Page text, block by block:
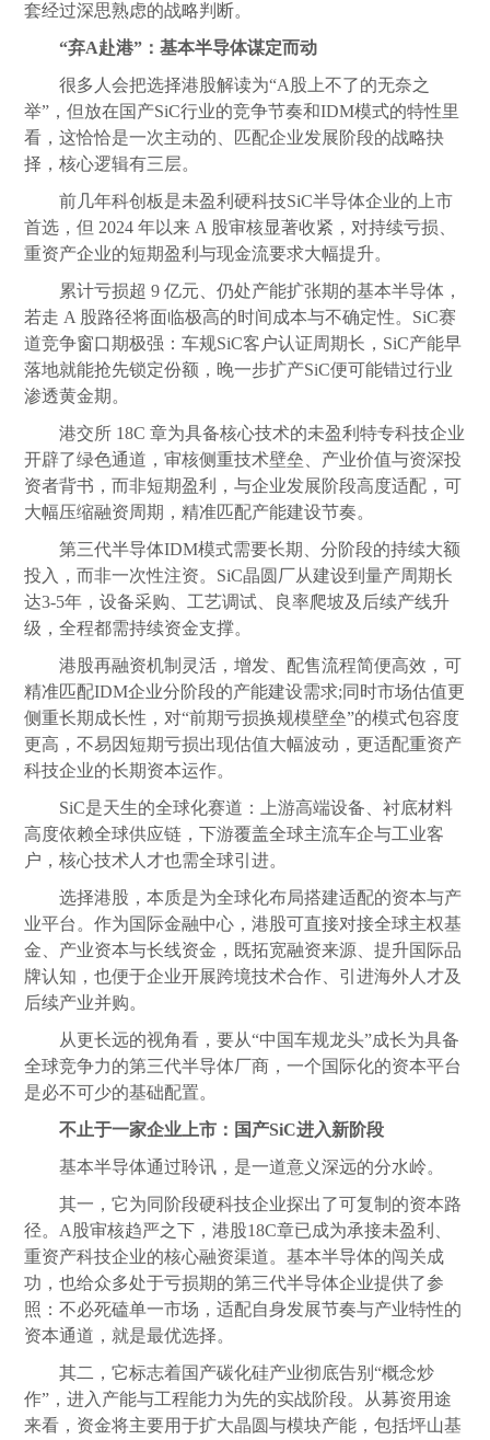
套经过深思熟虑的战略判断。
“弃A赴港”：基本半导体谋定而动
很多人会把选择港股解读为“A股上不了的无奈之
举”，但放在国产SiC行业的竞争节奏和IDM模式的特性里
看，这恰恰是一次主动的、匹配企业发展阶段的战略抉
择，核心逻辑有三层。
前几年科创板是未盈利硬科技SiC半导体企业的上市
首选，但 2024 年以来 A 股审核显著收紧，对持续亏损、
重资产企业的短期盈利与现金流要求大幅提升。
累计亏损超 9 亿元、仍处产能扩张期的基本半导体，
若走 A 股路径将面临极高的时间成本与不确定性。SiC赛
道竞争窗口期极强：车规SiC客户认证周期长，SiC产能早
落地就能抢先锁定份额，晚一步扩产SiC便可能错过行业
渗透黄金期。
港交所 18C 章为具备核心技术的未盈利特专科技企业
开辟了绿色通道，审核侧重技术壁垒、产业价值与资深投
资者背书，而非短期盈利，与企业发展阶段高度适配，可
大幅压缩融资周期，精准匹配产能建设节奏。
第三代半导体IDM模式需要长期、分阶段的持续大额
投入，而非一次性注资。SiC晶圆厂从建设到量产周期长
达3-5年，设备采购、工艺调试、良率爬坡及后续产线升
级，全程都需持续资金支撑。
港股再融资机制灵活，增发、配售流程简便高效，可
精准匹配IDM企业分阶段的产能建设需求;同时市场估值更
侧重长期成长性，对“前期亏损换规模壁垒”的模式包容度
更高，不易因短期亏损出现估值大幅波动，更适配重资产
科技企业的长期资本运作。
SiC是天生的全球化赛道：上游高端设备、衬底材料
高度依赖全球供应链，下游覆盖全球主流车企与工业客
户，核心技术人才也需全球引进。
选择港股，本质是为全球化布局搭建适配的资本与产
业平台。作为国际金融中心，港股可直接对接全球主权基
金、产业资本与长线资金，既拓宽融资来源、提升国际品
牌认知，也便于企业开展跨境技术合作、引进海外人才及
后续产业并购。
从更长远的视角看，要从“中国车规龙头”成长为具备
全球竞争力的第三代半导体厂商，一个国际化的资本平台
是必不可少的基础配置。
不止于一家企业上市：国产SiC进入新阶段
基本半导体通过聆讯，是一道意义深远的分水岭。
其一，它为同阶段硬科技企业探出了可复制的资本路
径。A股审核趋严之下，港股18C章已成为承接未盈利、
重资产科技企业的核心融资渠道。基本半导体的闯关成
功，也给众多处于亏损期的第三代半导体企业提供了参
照：不必死磕单一市场，适配自身发展节奏与产业特性的
资本通道，就是最优选择。
其二，它标志着国产碳化硅产业彻底告别“概念炒
作”，进入产能与工程能力为先的实战阶段。从募资用途
来看，资金将主要用于扩大晶圆与模块产能，包括坪山基